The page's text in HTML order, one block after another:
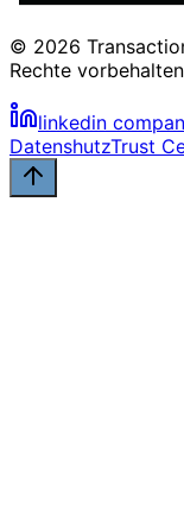
© 2026
Rechte
linkedin
DatenshutzTrust